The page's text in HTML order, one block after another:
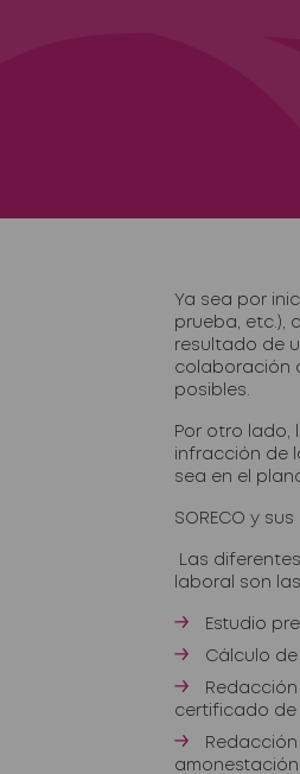
Ya sea por
prueba, etc.),
resultado de
colaboración
posibles.
Por otro lado,
infracción de
sea en el
SORECO y
Las
laboral son
Estudio
Cálculo
certificado de
amonestación